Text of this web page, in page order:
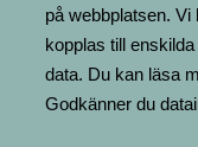
på webbplatsen. Vi
kopplas till
data. Du kan läsa
Godkänner du